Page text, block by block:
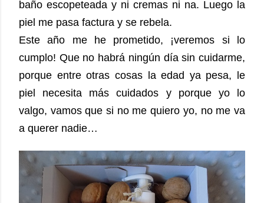
baño escopeteada y ni cremas ni na. Luego la
piel me pasa factura y se rebela.
Este año me he prometido, ¡veremos si lo
cumplo! Que no habrá ningún día sin cuidarme,
porque entre otras cosas la edad ya pesa, le
piel necesita más cuidados y porque yo lo
valgo, vamos que si no me quiero yo, no me va
a querer nadie…